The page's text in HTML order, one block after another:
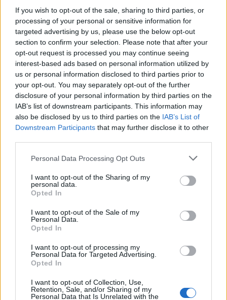
If you wish to opt-out of the sale, sharing to third parties, or
processing of your personal or sensitive information for
targeted advertising by us, please use the below opt-out
section to confirm your selection. Please note that after your
opt-out request is processed you may continue seeing
interest-based ads based on personal information utilized by
us or personal information disclosed to third parties prior to
your opt-out. You may separately opt-out of the further
disclosure of your personal information by third parties on the
IAB’s list of downstream participants. This information may
also be disclosed by us to third parties on the IAB’s List of
Downstream Participants that may further disclose it to other
Personal Data Processing Opt Outs
I want to opt-out of the Sharing of my
personal data.
Opted In
I want to opt-out of the Sale of my
Personal Data.
Opted In
I want to opt-out of processing my
Personal Data for Targeted Advertising.
Opted In
I want to opt-out of Collection, Use,
Retention, Sale, and/or Sharing of my
Personal Data that Is Unrelated with the
una revisione VAR infinita:17 replay analizzatiper quella
che è sembrata un’eternità. Alla fine, il verdetto ha
premiato Arteta: rete revocata per fallo di Pablo (subentrato
proprio per scuotere i padroni di casa) sull’intoccabile
David Raya. Al triplice fischio, l’estasi biancorossa ha
cancellato la paura: tre punti che valgono una stagione.
Tabelle scudetto: l’Arsenal padrone del
proprio destino
Dopo 22 anni di attesa, il traguardo è visibile all’orizzonte.
L’Arsenal vanta ora5 punti di vantaggio sul Manchester
City(pur con una gara in più). Il calcolo è semplice:
Tuttavia, il titolo potrebbe arrivare anche prima. Il
calendario deiCitizens(impegnati contro Palace,
Bournemouth e Aston Villa) è fitto di insidie: un eventuale
passo falso degli uomini di Guardiola potrebbe
consegnare la Premier ad Arteta già prima dell’ultima
giornata. Londra è pronta a festeggiare, il “malocchio” di
Pep è stato ufficialmente scacciato.